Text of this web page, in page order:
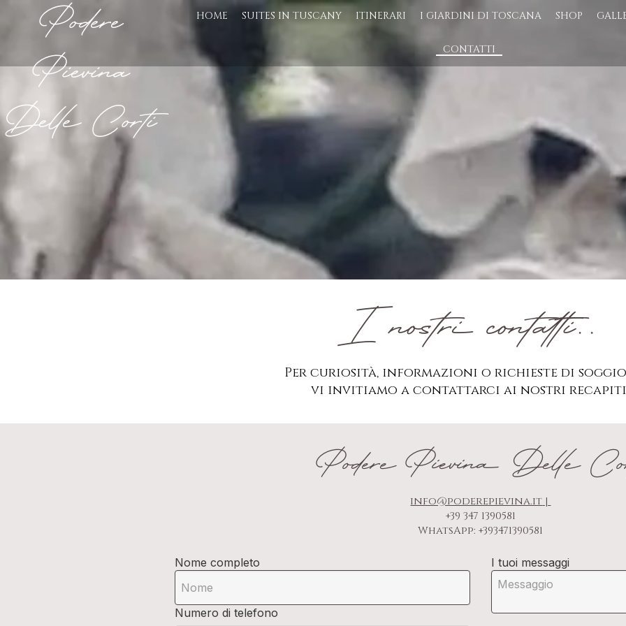
Podere
Pievina
Delle Corti
HOME SUITES IN TUSCANY ITINERARI I GIARDINI DI TOSCANA SHOP
CONTATTI
I nostri contatti..
Per curiosità, informazioni o richieste di
vi invitiamo a contattarci ai nostri
Podere Pievina Delle
info@poderepievina.it |
+39 347 1390581
WhatsApp: +393471390581
Nome completo
Numero di telefono
I tuoi messaggi